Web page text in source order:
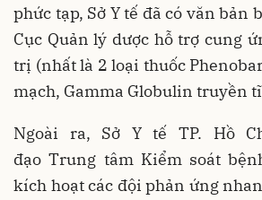
phức tạp, Sở Y tế đã có văn bản
Cục Quản lý dược hỗ trợ cung
trị (nhất là 2 loại thuốc
mạch, Gamma Globulin truyền
Ngoài ra, Sở Y tế TP. Hồ
đạo Trung tâm Kiểm soát
kích hoạt các đội phản ứng